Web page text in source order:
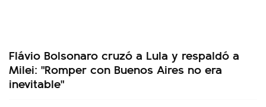
Flávio Bolsonaro cruzó a Lula y respaldó a
Milei: "Romper con Buenos Aires no era
inevitable"